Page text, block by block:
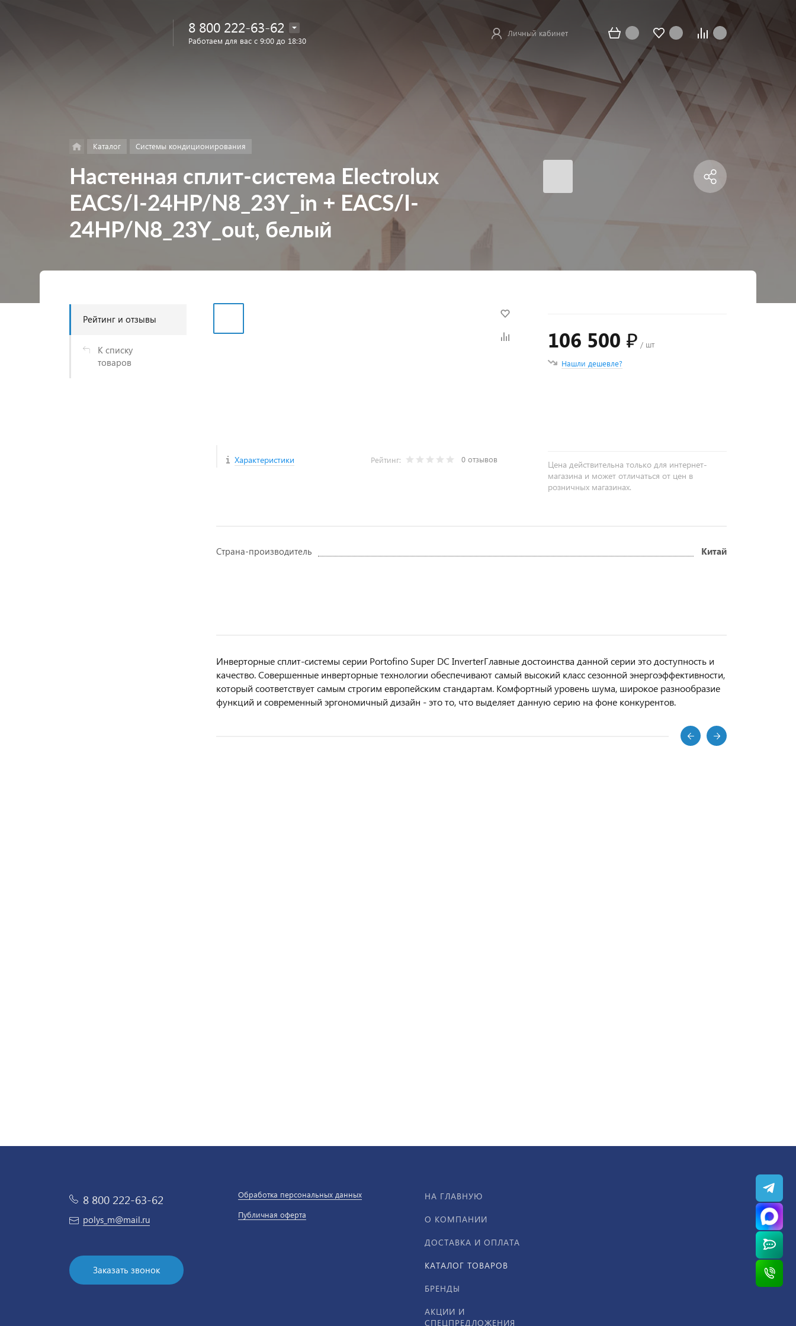
8 800 222-63-62
Работаем для вас с 9:00 до 18:30
Личный кабинет
Каталог Системы кондиционирования
Настенная сплит-система Electrolux
EACS/I-24HP/N8_23Y_in + EACS/I-
24HP/N8_23Y_out, белый
Рейтинг и отзывы
К списку
товаров
Характеристики Рейтинг: 0 отзывов
106 500 ₽ / шт
Нашли дешевле?
Цена действительна только для интернет-
магазина и может отличаться от цен в
розничных магазинах.
Страна-производитель Китай
Инверторные сплит-системы серии Portofino Super DC InverterГлавные достоинства данной серии это доступность и
качество. Совершенные инверторные технологии обеспечивают самый высокий класс сезонной энергоэффективности,
который соответствует самым строгим европейским стандартам. Комфортный уровень шума, широкое разнообразие
функций и современный эргономичный дизайн - это то, что выделяет данную серию на фоне конкурентов.
8 800 222-63-62
polys_m@mail.ru
Заказать звонок
Обработка персональных данных
Публичная оферта
НА ГЛАВНУЮ
О КОМПАНИИ
ДОСТАВКА И ОПЛАТА
КАТАЛОГ ТОВАРОВ
БРЕНДЫ
АКЦИИ И
СПЕЦПРЕДЛОЖЕНИЯ